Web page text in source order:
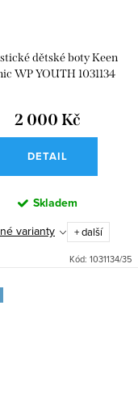
dětské boty Keen
WP YOUTH 1031134
2 000 Kč
DETAIL
Skladem
varianty
+ další
Kód: 1031134/35